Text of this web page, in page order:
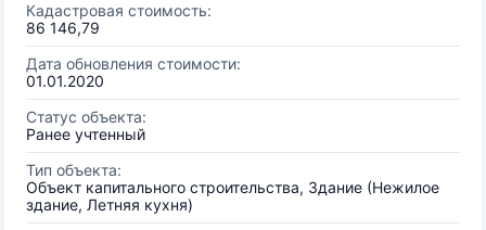
Кадастровая стоимость:
86 146,79
Дата обновления стоимости:
01.01.2020
Статус объекта:
Ранее учтенный
Тип объекта:
Объект капитального строительства, Здание (Нежилое
здание, Летняя кухня)